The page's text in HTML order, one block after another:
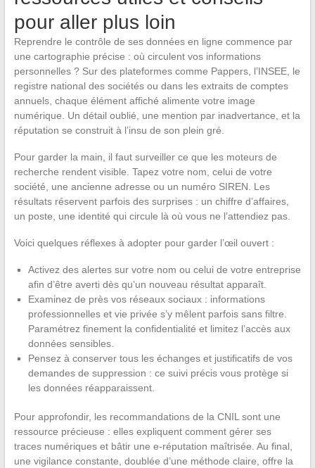
pour aller plus loin
Reprendre le contrôle de ses données en ligne commence par
une cartographie précise : où circulent vos informations
personnelles ? Sur des plateformes comme Pappers, l’INSEE, le
registre national des sociétés ou dans les extraits de comptes
annuels, chaque élément affiché alimente votre image
numérique. Un détail oublié, une mention par inadvertance, et la
réputation se construit à l’insu de son plein gré.
Pour garder la main, il faut surveiller ce que les moteurs de
recherche rendent visible. Tapez votre nom, celui de votre
société, une ancienne adresse ou un numéro SIREN. Les
résultats réservent parfois des surprises : un chiffre d’affaires,
un poste, une identité qui circule là où vous ne l’attendiez pas.
Voici quelques réflexes à adopter pour garder l’œil ouvert :
Activez des alertes sur votre nom ou celui de votre entreprise
afin d’être averti dès qu’un nouveau résultat apparaît.
Examinez de près vos réseaux sociaux : informations
professionnelles et vie privée s’y mêlent parfois sans filtre.
Paramétrez finement la confidentialité et limitez l’accès aux
données sensibles.
Pensez à conserver tous les échanges et justificatifs de vos
demandes de suppression : ce suivi précis vous protège si
les données réapparaissent.
Pour approfondir, les recommandations de la CNIL sont une
ressource précieuse : elles expliquent comment gérer ses
traces numériques et bâtir une e-réputation maîtrisée. Au final,
une vigilance constante, doublée d’une méthode claire, offre la